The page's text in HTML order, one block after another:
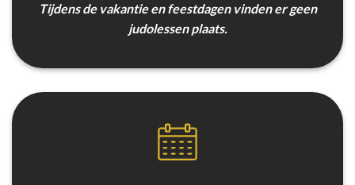
Tijdens de vakantie en feestdagen vinden er geen
judolessen plaats.